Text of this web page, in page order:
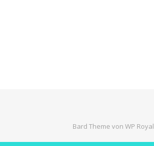
Bard Theme von WP Royal